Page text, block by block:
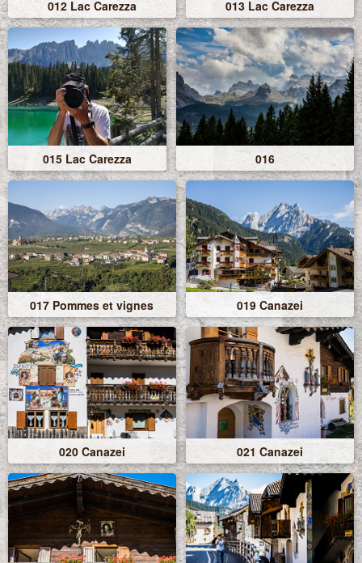
012 Lac Carezza 013 Lac Carezza
015 Lac Carezza 016
017 Pommes et vignes 019 Canazei
020 Canazei 021 Canazei